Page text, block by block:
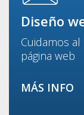
Diseño
Cuidamos
página web
MÁS INFO